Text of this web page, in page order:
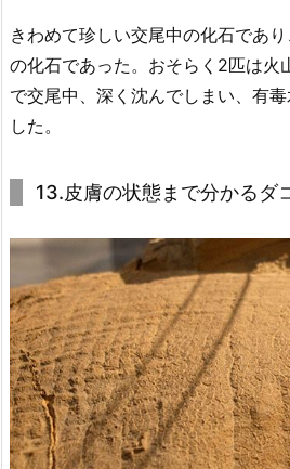
きわめて珍しい交尾中の化石であ
の化石であった。おそらく2匹は火
で交尾中、深く沈んでしまい、有
した。
13.皮膚の状態まで分かるダ